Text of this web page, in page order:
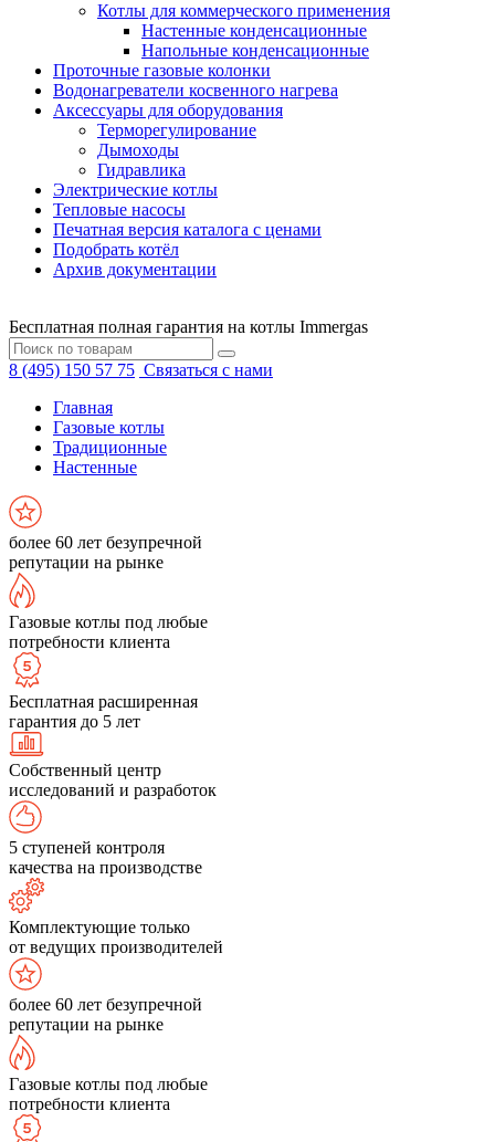
Котлы для коммерческого применения
Настенные конденсационные
Напольные конденсационные
Проточные газовые колонки
Водонагреватели косвенного нагрева
Аксессуары для оборудования
Терморегулирование
Дымоходы
Гидравлика
Электрические котлы
Тепловые насосы
Печатная версия каталога с ценами
Подобрать котёл
Архив документации
Бесплатная полная гарантия на котлы Immergas
8 (495) 150 57 75 Связаться с нами
Главная
Газовые котлы
Традиционные
Настенные
более 60 лет безупречной
репутации на рынке
Газовые котлы под любые
потребности клиента
Бесплатная расширенная
гарантия до 5 лет
Собственный центр
исследований и разработок
5 ступеней контроля
качества на производстве
Комплектующие только
от ведущих производителей
более 60 лет безупречной
репутации на рынке
Газовые котлы под любые
потребности клиента